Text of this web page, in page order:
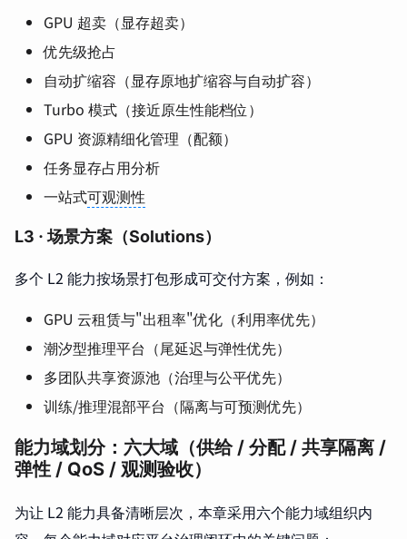
GPU 超卖（显存超卖）
优先级抢占
自动扩缩容（显存原地扩缩容与自动扩容）
Turbo 模式（接近原生性能档位）
GPU 资源精细化管理（配额）
任务显存占用分析
一站式可观测性
L3 · 场景方案（Solutions）
多个 L2 能力按场景打包形成可交付方案，例如：
GPU 云租赁与"出租率"优化（利用率优先）
潮汐型推理平台（尾延迟与弹性优先）
多团队共享资源池（治理与公平优先）
训练/推理混部平台（隔离与可预测优先）
能力域划分：六大域（供给 / 分配 / 共享隔离 /
弹性 / QoS / 观测验收）
为让 L2 能力具备清晰层次，本章采用六个能力域组织内